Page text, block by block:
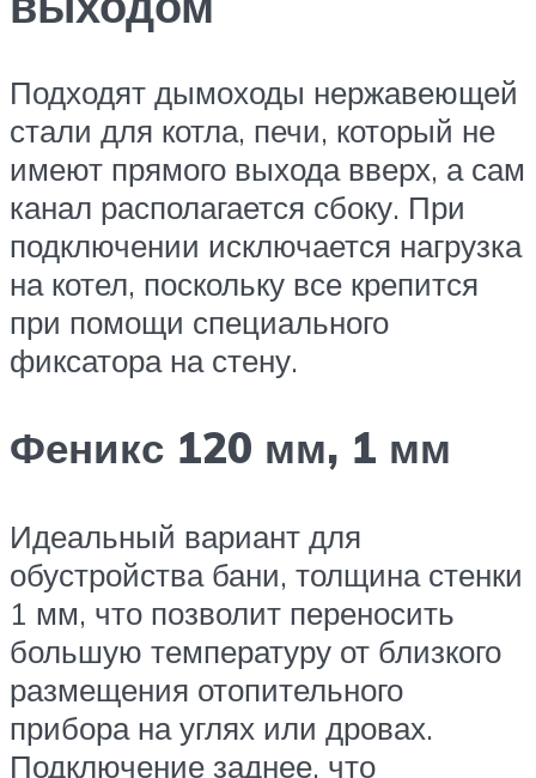
Подходят дымоходы нержавеющей
стали для котла, печи, который не
имеют прямого выхода вверх, а сам
канал располагается сбоку. При
подключении исключается нагрузка
на котел, поскольку все крепится
при помощи специального
фиксатора на стену.
Феникс 120 мм, 1 мм
Идеальный вариант для
обустройства бани, толщина стенки
1 мм, что позволит переносить
большую температуру от близкого
размещения отопительного
прибора на углях или дровах.
Подключение заднее, что